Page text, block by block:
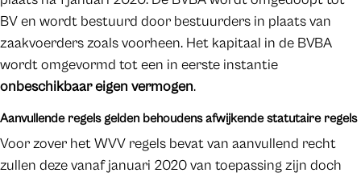
BV en wordt bestuurd door bestuurders in plaats van
zaakvoerders zoals voorheen. Het kapitaal in de BVBA
wordt omgevormd tot een in eerste instantie
onbeschikbaar eigen vermogen.
Aanvullende regels gelden behoudens afwijkende statutaire regels
Voor zover het WVV regels bevat van aanvullend recht
zullen deze vanaf januari 2020 van toepassing zijn doch